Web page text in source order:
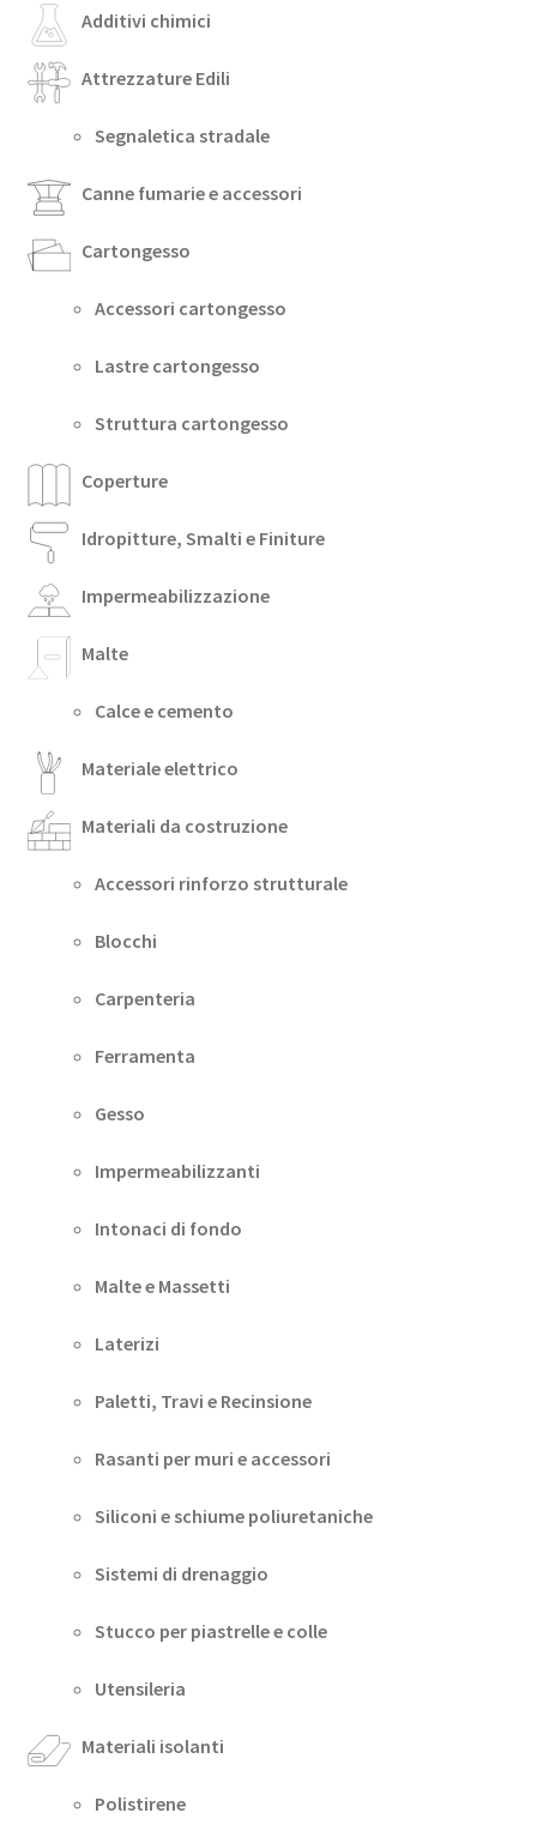
Additivi chimici
Attrezzature Edili
Segnaletica stradale
Canne fumarie e accessori
Cartongesso
Accessori cartongesso
Lastre cartongesso
Struttura cartongesso
Coperture
Idropitture, Smalti e Finiture
Impermeabilizzazione
Malte
Calce e cemento
Materiale elettrico
Materiali da costruzione
Accessori rinforzo strutturale
Blocchi
Carpenteria
Ferramenta
Gesso
Impermeabilizzanti
Intonaci di fondo
Malte e Massetti
Laterizi
Paletti, Travi e Recinsione
Rasanti per muri e accessori
Siliconi e schiume poliuretaniche
Sistemi di drenaggio
Stucco per piastrelle e colle
Utensileria
Materiali isolanti
Polistirene